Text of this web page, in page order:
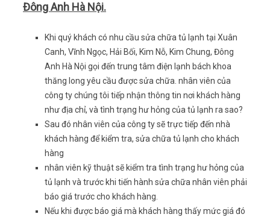
Đông Anh Hà Nội.
Khi quý khách có nhu cầu sửa chữa tủ lạnh tại Xuân
Canh, Vĩnh Ngọc, Hải Bối, Kim Nỗ, Kim Chung, Đông
Anh Hà Nội gọi đến trung tâm điện lạnh bách khoa
thăng long yêu cầu được sửa chữa. nhân viên của
công ty chúng tôi tiếp nhận thông tin nơi khách hàng
như địa chỉ, và tình trạng hư hỏng của tủ lạnh ra sao?
Sau đó nhân viên của công ty sẽ trực tiếp đến nhà
khách hàng để kiểm tra, sửa chữa tủ lạnh cho khách
hàng
nhân viên kỹ thuật sẽ kiểm tra tình trạng hư hỏng của
tủ lạnh và trước khi tiến hành sửa chữa nhân viên phải
báo giá trước cho khách hàng.
Nếu khi được báo giá mà khách hàng thấy mức giá đó